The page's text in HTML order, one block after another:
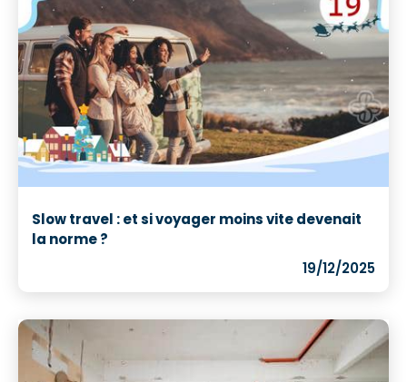
Slow travel : et si voyager moins vite devenait
la norme ?
19/12/2025